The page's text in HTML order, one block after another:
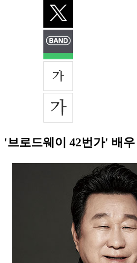
'브로드웨이 42번가' 배